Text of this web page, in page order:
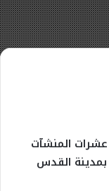
المنشآت
القدس